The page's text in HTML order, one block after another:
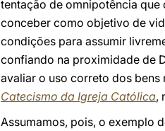
tentação de omnipotência que
conceber como objetivo de
condições para assumir
confiando na proximidade de
avaliar o uso correto dos
Catecismo da Igreja Católica,
Assumamos, pois, o exemplo